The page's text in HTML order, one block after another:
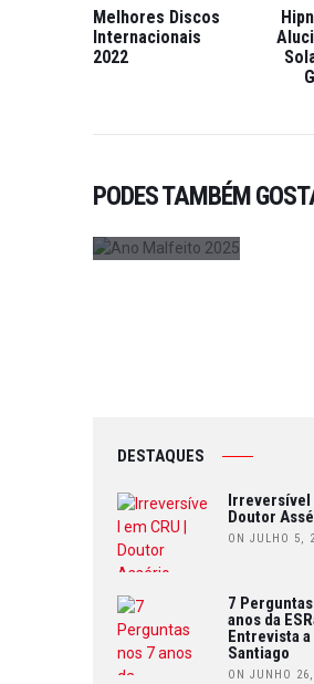
Melhores Discos
Internacionais
2022
PODES TAMBÉM
FESTIVAIS DE
MÚSICA,
PUBLICAÇÕES
ALMA | ANO
ON MAIO 14,
I
R
O
2
DESTAQUES
Irreversível
Doutor
ON JULHO 5,
7
anos da
Entrevista
Santiago
ON JUNHO